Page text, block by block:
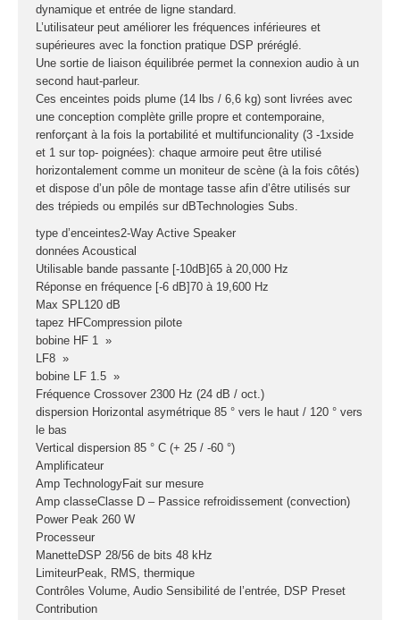
Contrôle DMX
Lyres
Machines à effets
Liquides
Jeux et effets
lumière à led
Laser
Strobes
Sono
Enceintes
Amplificateurs
Console de
mixage
Traitements sons
Public adress /
ligne 100V
Microphone
Sono portable sur
batterie
Espace DJ
Accessoires
Câbles et
dynamique et entrée de ligne standard.
L’utilisateur peut améliorer les fréquences inférieures et
supérieures avec la fonction pratique DSP préréglé.
Une sortie de liaison équilibrée permet la connexion audio à un
second haut-parleur.
Ces enceintes poids plume (14 lbs / 6,6 kg) sont livrées avec
une conception complète grille propre et contemporaine,
renforçant à la fois la portabilité et multifuncionality (3 -1xside
et 1 sur top- poignées): chaque armoire peut être utilisé
horizontalement comme un moniteur de scène (à la fois côtés)
et dispose d’un pôle de montage tasse afin d’être utilisés sur
des trépieds ou empilés sur dBTechnologies Subs.
type d’enceintes2-Way Active Speaker
données Acoustical
Utilisable bande passante [-10dB]65 à 20,000 Hz
Réponse en fréquence [-6 dB]70 à 19,600 Hz
Max SPL120 dB
tapez HFCompression pilote
bobine HF 1 »
LF8 »
bobine LF 1.5 »
Fréquence Crossover 2300 Hz (24 dB / oct.)
dispersion Horizontal asymétrique 85 ° vers le haut / 120 ° vers
le bas
Vertical dispersion 85 ° C (+ 25 / -60 °)
Amplificateur
Amp TechnologyFait sur mesure
Amp classeClasse D – Passice refroidissement (convection)
Power Peak 260 W
Processeur
ManetteDSP 28/56 de bits 48 kHz
LimiteurPeak, RMS, thermique
Contrôles Volume, Audio Sensibilité de l’entrée, DSP Preset
Contribution